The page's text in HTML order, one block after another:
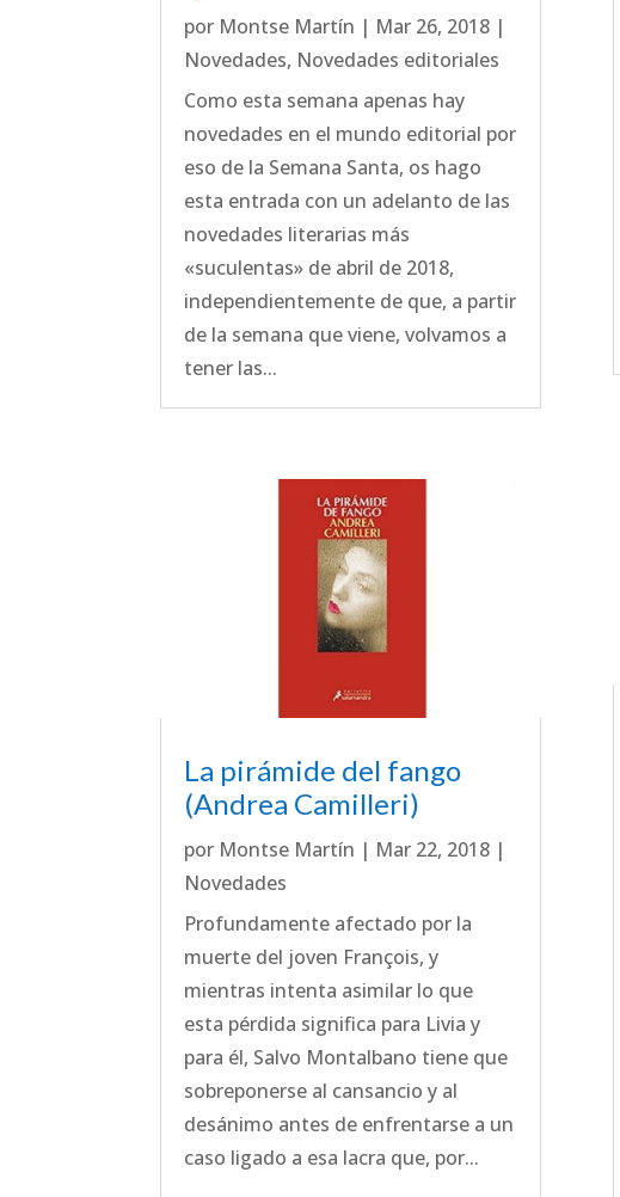
por Montse Martín | Mar 26, 2018 |
Novedades, Novedades editoriales
Como esta semana apenas hay
novedades en el mundo editorial por
eso de la Semana Santa, os hago
esta entrada con un adelanto de las
novedades literarias más
«suculentas» de abril de 2018,
independientemente de que, a partir
de la semana que viene, volvamos a
tener las...
La pirámide del fango
(Andrea Camilleri)
por Montse Martín | Mar 22, 2018 |
Novedades
Profundamente afectado por la
muerte del joven François, y
mientras intenta asimilar lo que
esta pérdida significa para Livia y
para él, Salvo Montalbano tiene que
sobreponerse al cansancio y al
desánimo antes de enfrentarse a un
caso ligado a esa lacra que, por...